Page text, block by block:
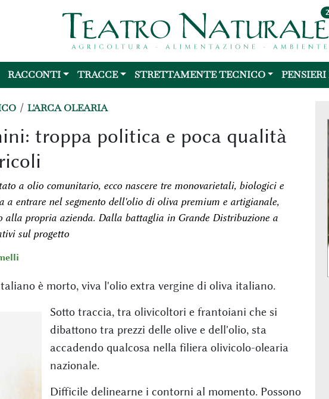
RACCONTI TRACCE STRETTAMENTE TECNICO PENSIERI
L'ARCA OLEARIA
troppa politica e poca qualità
a olio comunitario, ecco nascere tre monovarietali, biologici e
entrare nel segmento dell'olio di oliva premium e artigianale,
alla propria azienda. Dalla battaglia in Grande Distribuzione a
sul progetto
è morto, viva l'olio extra vergine di oliva italiano.
Sotto traccia, tra olivicoltori e frantoiani che si
dibattono tra prezzi delle olive e dell'olio, sta
accadendo qualcosa nella filiera olivicolo-olearia
nazionale.
Difficile delinearne i contorni al momento. Possono